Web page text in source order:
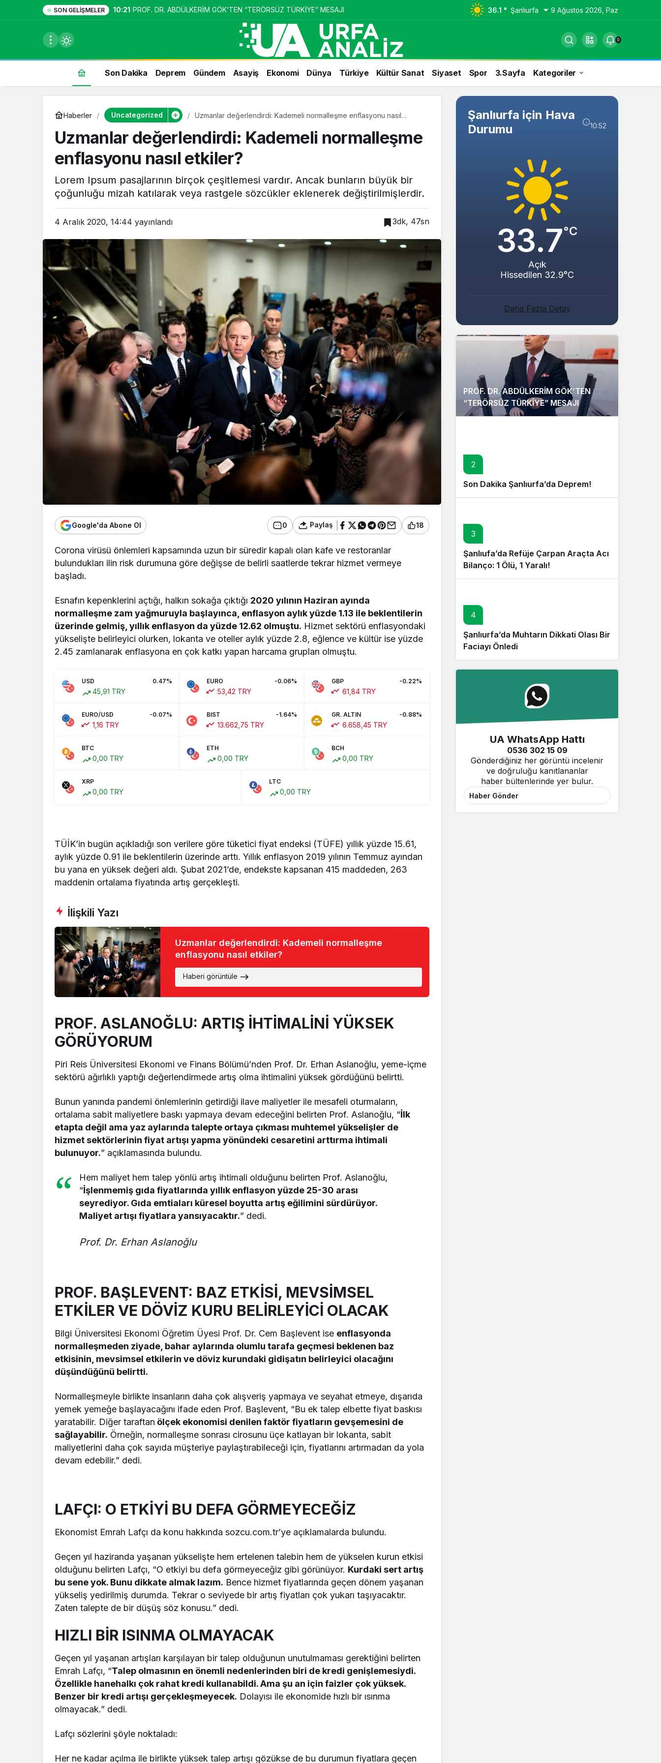
SON GELIŞMELER 10:21 PROF. DR. ABDÜLKERİM GÖK’TEN “TERÖRSÜZ TÜRKİYE” MESAJI 36.1 ° Şanlıurfa 9 Ağustos 2026, Paz
0
Son Dakika Deprem Gündem Asayiş Ekonomi Dünya Türkiye Kültür Sanat Siyaset Spor 3.Sayfa Kategoriler
Haberler Uncategorized
Uzmanlar değerlendirdi: Kademeli normalleşme enflasyonu nasıl
Uzmanlar değerlendirdi: Kademeli normalleşme
enflasyonu nasıl etkiler?
Lorem Ipsum pasajlarının birçok çeşitlemesi vardır. Ancak bunların büyük bir
çoğunluğu mizah katılarak veya rastgele sözcükler eklenerek değiştirilmişlerdir.
4 Aralık 2020, 14:44 yayınlandı 3dk, 47sn
Google'da Abone Ol 0 Paylaş 18
Corona virüsü önlemleri kapsamında uzun bir süredir kapalı olan kafe ve restoranlar
bulundukları ilin risk durumuna göre değişse de belirli saatlerde tekrar hizmet vermeye
başladı.
Esnafın kepenklerini açtığı, halkın sokağa çıktığı 2020 yılının Haziran ayında
normalleşme zam yağmuruyla başlayınca, enflasyon aylık yüzde 1.13 ile beklentilerin
üzerinde gelmiş, yıllık enflasyon da yüzde 12.62 olmuştu. Hizmet sektörü enflasyondaki
yükselişte belirleyici olurken, lokanta ve oteller aylık yüzde 2.8, eğlence ve kültür ise yüzde
2.45 zamlanarak enflasyona en çok katkı yapan harcama grupları olmuştu.
USD 0.47%
45,91 TRY
EURO -0.06%
53,42 TRY
GBP -0.22%
61,84 TRY
EURO/USD -0.07%
1,16 TRY
BIST -1.64%
13.662,75 TRY
GR. ALTIN -0.88%
6.658,45 TRY
BTC
0,00 TRY
ETH
0,00 TRY
BCH
0,00 TRY
XRP
0,00 TRY
LTC
0,00 TRY
TÜİK’in bugün açıkladığı son verilere göre tüketici fiyat endeksi (TÜFE) yıllık yüzde 15.61,
aylık yüzde 0.91 ile beklentilerin üzerinde arttı. Yıllık enflasyon 2019 yılının Temmuz ayından
bu yana en yüksek değeri aldı. Şubat 2021’de, endekste kapsanan 415 maddeden, 263
maddenin ortalama fiyatında artış gerçekleşti.
İlişkili Yazı
Uzmanlar değerlendirdi: Kademeli normalleşme
enflasyonu nasıl etkiler?
Haberi görüntüle
PROF. ASLANOĞLU: ARTIŞ İHTİMALİNİ YÜKSEK
GÖRÜYORUM
Piri Reis Üniversitesi Ekonomi ve Finans Bölümü’nden Prof. Dr. Erhan Aslanoğlu, yeme-içme
sektörü ağırlıklı yaptığı değerlendirmede artış olma ihtimalini yüksek gördüğünü belirtti.
Bunun yanında pandemi önlemlerinin getirdiği ilave maliyetler ile mesafeli oturmaların,
ortalama sabit maliyetlere baskı yapmaya devam edeceğini belirten Prof. Aslanoğlu, “İlk
etapta değil ama yaz aylarında talepte ortaya çıkması muhtemel yükselişler de
hizmet sektörlerinin fiyat artışı yapma yönündeki cesaretini arttırma ihtimali
bulunuyor.” açıklamasında bulundu.
Hem maliyet hem talep yönlü artış ihtimali olduğunu belirten Prof. Aslanoğlu,
“İşlenmemiş gıda fiyatlarında yıllık enflasyon yüzde 25-30 arası
seyrediyor. Gıda emtiaları küresel boyutta artış eğilimini sürdürüyor.
Maliyet artışı fiyatlara yansıyacaktır.” dedi.
Prof. Dr. Erhan Aslanoğlu
PROF. BAŞLEVENT: BAZ ETKİSİ, MEVSİMSEL
ETKİLER VE DÖVİZ KURU BELİRLEYİCİ OLACAK
Bilgi Üniversitesi Ekonomi Öğretim Üyesi Prof. Dr. Cem Başlevent ise enflasyonda
normalleşmeden ziyade, bahar aylarında olumlu tarafa geçmesi beklenen baz
etkisinin, mevsimsel etkilerin ve döviz kurundaki gidişatın belirleyici olacağını
düşündüğünü belirtti.
Normalleşmeyle birlikte insanların daha çok alışveriş yapmaya ve seyahat etmeye, dışarıda
yemek yemeğe başlayacağını ifade eden Prof. Başlevent, “Bu ek talep elbette fiyat baskısı
yaratabilir. Diğer taraftan ölçek ekonomisi denilen faktör fiyatların gevşemesini de
sağlayabilir. Örneğin, normalleşme sonrası cirosunu üçe katlayan bir lokanta, sabit
maliyetlerini daha çok sayıda müşteriye paylaştırabileceği için, fiyatlarını artırmadan da yola
devam edebilir.” dedi.
LAFÇI: O ETKİYİ BU DEFA GÖRMEYECEĞİZ
Ekonomist Emrah Lafçı da konu hakkında sozcu.com.tr’ye açıklamalarda bulundu.
Geçen yıl haziranda yaşanan yükselişte hem ertelenen talebin hem de yükselen kurun etkisi
olduğunu belirten Lafçı, “O etkiyi bu defa görmeyeceğiz gibi görünüyor. Kurdaki sert artış
bu sene yok. Bunu dikkate almak lazım. Bence hizmet fiyatlarında geçen dönem yaşanan
yükseliş yedirilmiş durumda. Tekrar o seviyede bir artış fiyatları çok yukarı taşıyacaktır.
Zaten talepte de bir düşüş söz konusu.” dedi.
HIZLI BİR ISINMA OLMAYACAK
Geçen yıl yaşanan artışları karşılayan bir talep olduğunun unutulmaması gerektiğini belirten
Emrah Lafçı, “Talep olmasının en önemli nedenlerinden biri de kredi genişlemesiydi.
Özellikle hanehalkı çok rahat kredi kullanabildi. Ama şu an için faizler çok yüksek.
Benzer bir kredi artışı gerçekleşmeyecek. Dolayısı ile ekonomide hızlı bir ısınma
olmayacak.” dedi.
Lafçı sözlerini şöyle noktaladı:
Her ne kadar açılma ile birlikte yüksek talep artışı gözükse de bu durumun fiyatlara geçen
Şanlıurfa için Hava
Durumu
10:52
33.7°C
Açık
Hissedilen 32.9°C
Daha Fazla Detay
PROF. DR. ABDÜLKERİM GÖK’TEN
“TERÖRSÜZ TÜRKİYE” MESAJI
2
Son Dakika Şanlıurfa’da Deprem!
3
Şanlıufa’da Refüje Çarpan Araçta Acı
Bilanço: 1 Ölü, 1 Yaralı!
4
Şanlıurfa’da Muhtarın Dikkati Olası Bir
Faciayı Önledi
UA WhatsApp Hattı
0536 302 15 09
Gönderdiğiniz her görüntü incelenir
ve doğruluğu kanıtlananlar
haber bültenlerinde yer bulur.
Haber Gönder